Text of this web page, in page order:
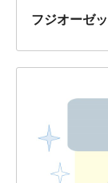
フジオーゼ